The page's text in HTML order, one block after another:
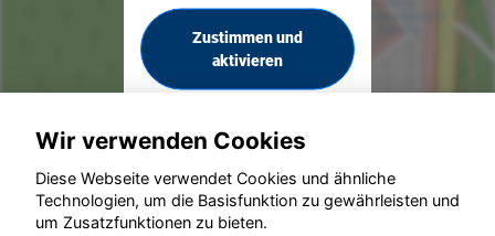
Zustimmen und
aktivieren
© konjunkturmotor.de GmbH 2020 - 2026
Wir verwenden Cookies
Diese Webseite verwendet Cookies und ähnliche
Technologien, um die Basisfunktion zu gewährleisten und
um Zusatzfunktionen zu bieten.